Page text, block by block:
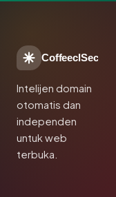
CoffeeclSec
Intelijen domain
otomatis dan
independen
untuk web
terbuka.